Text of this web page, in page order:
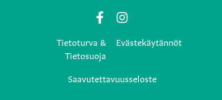
Posio
Facebook
page
Posio
Instagram
Tietoturva &
Tietosuoja
Evästekäytännöt
Saavutettavuusseloste